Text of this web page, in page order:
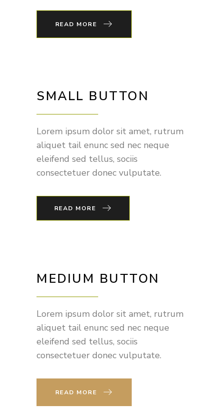
READ MORE
SMALL BUTTON
Lorem ipsum dolor sit amet, rutrum
aliquet tail enunc sed nec neque
eleifend sed tellus, sociis
consectetuer donec vulputate.
READ MORE
MEDIUM BUTTON
Lorem ipsum dolor sit amet, rutrum
aliquet tail enunc sed nec neque
eleifend sed tellus, sociis
consectetuer donec vulputate.
READ MORE